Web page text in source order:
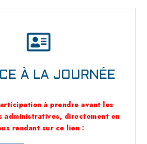
À LA JOURNÉE
à prendre avant les
administratives, directement en
rendant sur ce lien :